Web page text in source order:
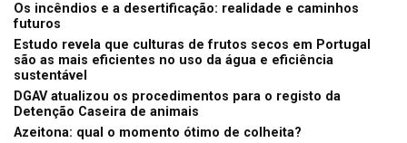
Os incêndios e a desertificação: realidade e caminhos
futuros
Estudo revela que culturas de frutos secos em Portugal
são as mais eficientes no uso da água e eficiência
sustentável
DGAV atualizou os procedimentos para o registo da
Detenção Caseira de animais
Azeitona: qual o momento ótimo de colheita?